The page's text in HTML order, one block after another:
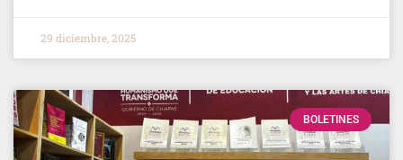
29 diciembre, 2025
BOLETINES